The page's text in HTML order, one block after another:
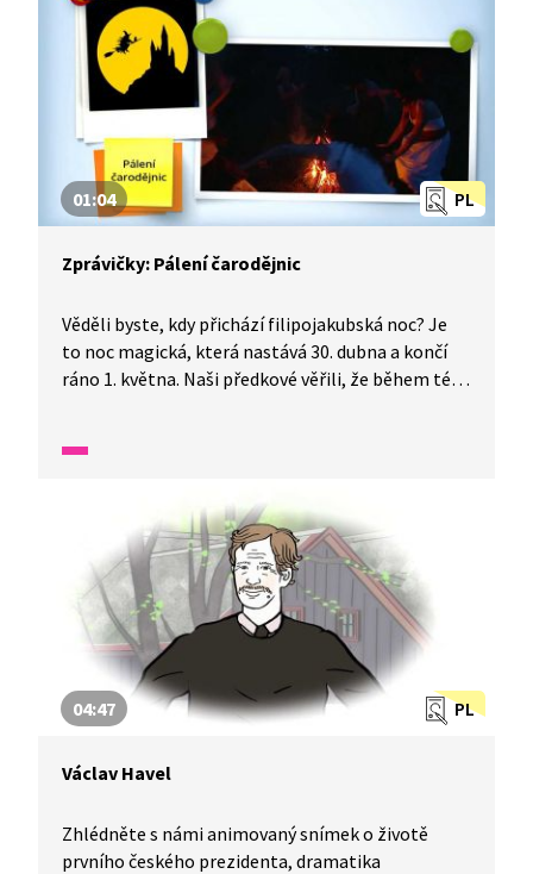
PL
01:04
Zprávičky: Pálení čarodějnic
Věděli byste, kdy přichází filipojakubská noc? Je
to noc magická, která nastává 30. dubna a končí
ráno 1. května. Naši předkové věřili, že během této
z vás už zažila pálení čarodějnic, ale věděli byste,
pusťte si následující reportáž, kde se dozvíte více.
PL
04:47
Václav Havel
Zhlédněte s námi animovaný snímek o životě
prvního českého prezidenta, dramatika